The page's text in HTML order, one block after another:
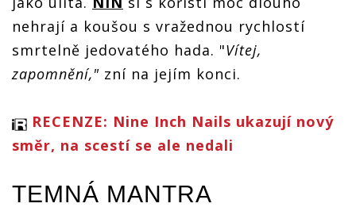
nehrají a koušou s vražednou rychlostí
smrtelně jedovatého hada. "Vítej,
zapomnění," zní na jejím konci.
RECENZE: Nine Inch Nails ukazují nový
směr, na scestí se ale nedali
TEMNÁ MANTRA